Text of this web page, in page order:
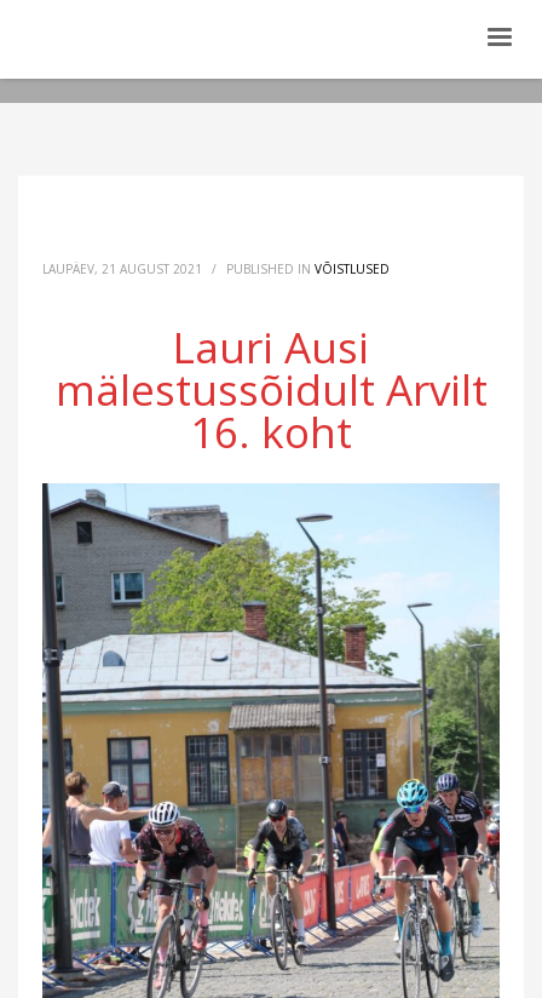
LAUPÄEV, 21 AUGUST 2021 / PUBLISHED IN VÕISTLUSED
Lauri Ausi
mälestussõidult Arvilt
16. koht